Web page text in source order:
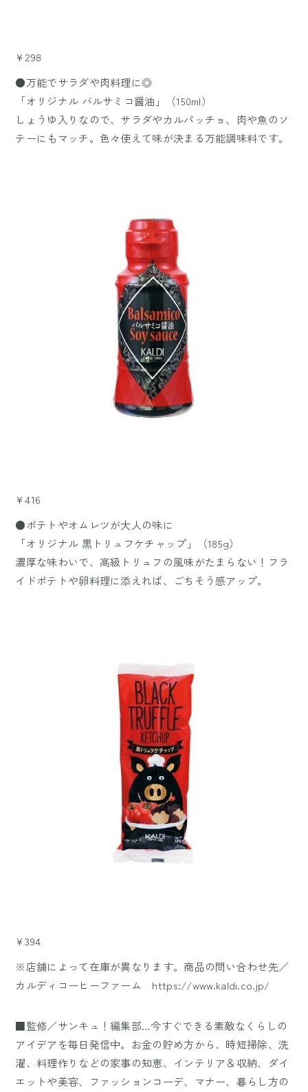
¥298
●万能でサラダや肉料理に◎
「オリジナル バルサミコ醤油」（150ml）
しょうゆ入りなので、サラダやカルパッチョ、肉や魚のソ
テーにもマッチ。色々使えて味が決まる万能調味料です。
¥416
●ポテトやオムレツが大人の味に
「オリジナル 黒トリュフケチャップ」（185g）
濃厚な味わいで、高級トリュフの風味がたまらない！フラ
イドポテトや卵料理に添えれば、ごちそう感アップ。
¥394
※店舗によって在庫が異なります。商品の問い合わせ先／
カルディコーヒーファーム https://www.kaldi.co.jp/
■監修／サンキュ！編集部…今すぐできる素敵なくらしの
アイデアを毎日発信中。お金の貯め方から、時短掃除、洗
濯、料理作りなどの家事の知恵、インテリア＆収納、ダイ
エットや美容、ファッションコーデ、マナー、暮らし方の